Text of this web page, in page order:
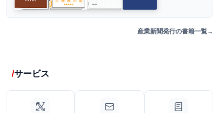
産業新聞発行の書籍一覧
サービス